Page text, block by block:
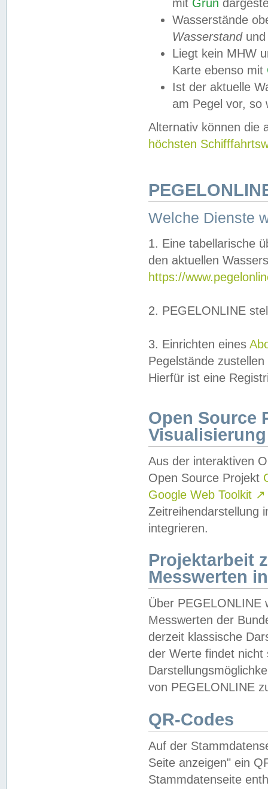
mit Grün
Wasserstände
Wasserstandund
Liegt kein MHW
Karte ebenso mit
Ist der aktuelle
am Pegel vor,
Alternativ können die
höchsten
Welche Dienste
1. Eine tabellarische
den aktuellen
https://
2. PEGELONLINE
3. Einrichten eines
Pegelstände
Hierfür ist eine
Open Source
Visualisierung
Aus der interaktiven
Open Source Projekt
Google Web Toolkit ↗
Zeitreihendarstellung
integrieren.
Projektarbeit
Messwerten
Über PEGELONLINE
Messwerten der
derzeit klassische
der Werte findet
von PEGELONLINE
QR-Codes
Auf der
Seite anzeigen" ein
Stammdatenseite